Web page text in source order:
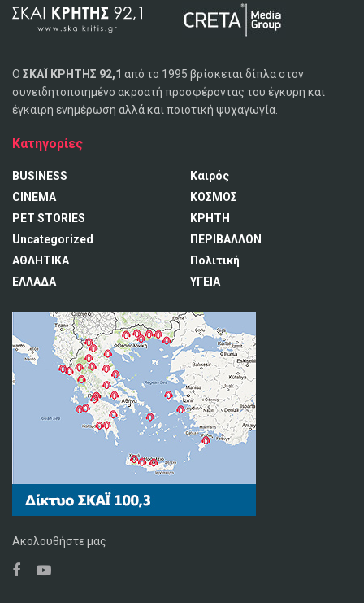
Ο ΣΚΑΪ ΚΡΗΤΗΣ 92,1 από το 1995 βρίσκεται δίπλα στον
συνειδητοποιημένο ακροατή προσφέροντας του έγκυρη και
έγκαιρη ενημέρωση αλλά και ποιοτική ψυχαγωγία.
Κατηγορίες
BUSINESS
CINEMA
PET STORIES
Uncategorized
ΑΘΛΗΤΙΚΑ
ΕΛΛΑΔΑ
Καιρός
ΚΟΣΜΟΣ
ΚΡΗΤΗ
ΠΕΡΙΒΑΛΛΟΝ
Πολιτική
ΥΓΕΙΑ
Ακολουθήστε μας